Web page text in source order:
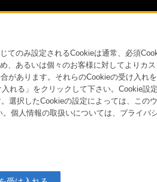
てのみ設定されるCookieは通常、必須
、あるいは個々のお客様に対してよりカス
があります。それらのCookieの受け入れ
れる」をクリックして下さい。Cookie設
選択したCookieの設定によっては、この
個人情報の取扱いについては、プライバ